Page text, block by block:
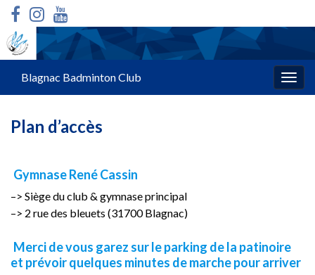
Blagnac Badminton Club
Plan d’accès
Gymnase René Cassin
–> Siège du club & gymnase principal
–> 2 rue des bleuets (31700 Blagnac)
Merci de vous garez sur le parking de la patinoire
et prévoir quelques minutes de marche pour arriver